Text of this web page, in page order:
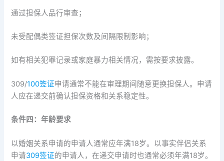
通过担保人品行审查；
未受配偶类签证担保次数及间隔限制影响；
如有相关犯罪记录或家庭暴力相关情况，需按要求披露。
309/100签证申请通常不能在审理期间随意更换担保人。申请
人应在递交前确认担保资格和关系稳定性。
条件四：年龄要求
以婚姻关系申请的申请人通常应年满18岁。以事实伴侣关系
申请309签证的申请人，在递交申请时也通常必须年满18岁。